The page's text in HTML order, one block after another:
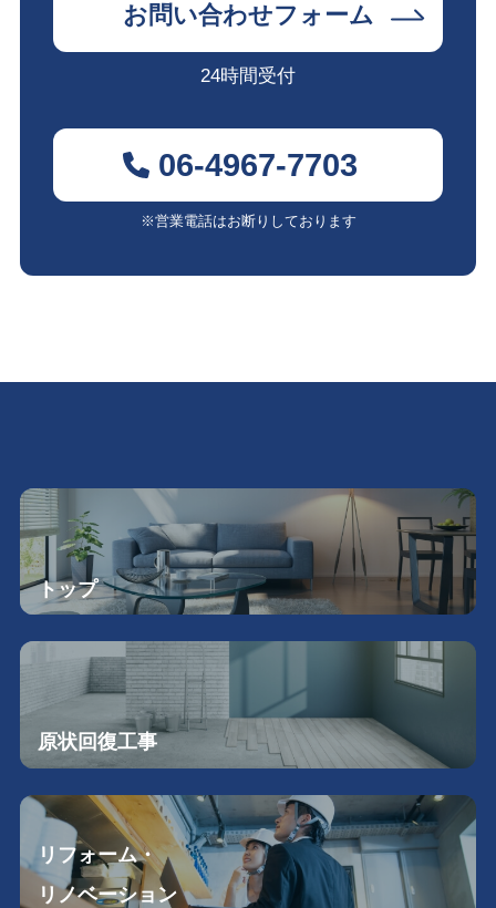
お問い合わせフォーム
24時間受付
06-4967-7703
※営業電話はお断りしております
トップ
原状回復工事
リフォーム・
リノベーション